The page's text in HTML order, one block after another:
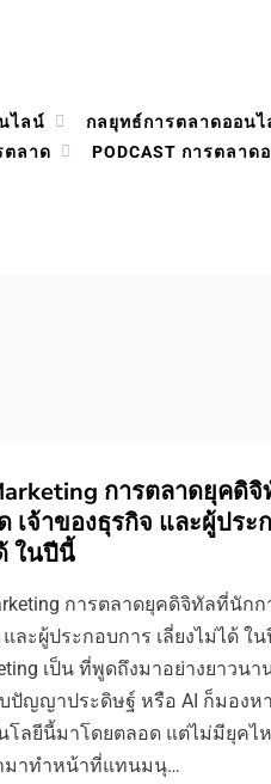
ไลน์ กลยุทธ์การตลาดออนไ
ตลาด PODCAST การตลาด
การตลาดยุคดิ
เจ้าของธุรกิจ และผู้ประ
ในปีนี้
การตลาดยุคดิจิทัลที่นักก
ละผู้ประกอบการ เลี่ยงไม่ได้ ใน
เป็น ที่พูดถึงมาอย่างยาวน
ปัญญาประดิษฐ์ หรือ AI ก็มองห
โลยีนี้มาโดยตลอด แต่ไม่มียุคไ
มาทำหน้าที่แทนมนุ…